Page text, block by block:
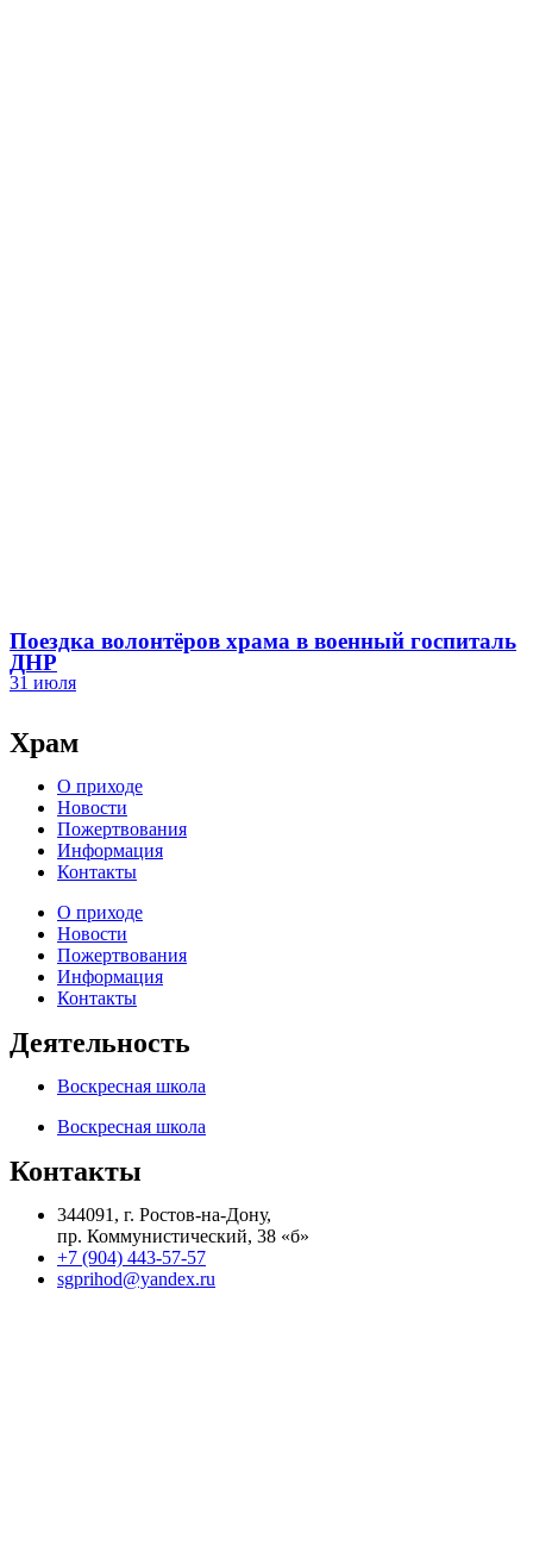
Поездка волонтёров храма в военный госпиталь
ДНР
31 июля
Храм
О приходе
Новости
Пожертвования
Информация
Контакты
О приходе
Новости
Пожертвования
Информация
Контакты
Деятельность
Воскресная школа
Воскресная школа
Контакты
344091, г. Ростов-на-Дону,
пр. Коммунистический, 38 «б»
+7 (904) 443-57-57
sgprihod@yandex.ru